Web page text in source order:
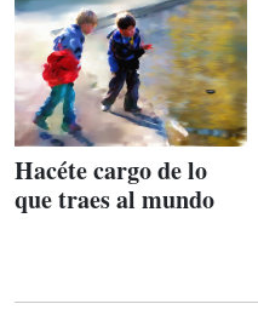
Hacéte cargo de lo
que traes al mundo